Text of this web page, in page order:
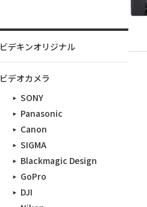
ビデキンオリジナル
ビデオカメラ
SONY
Panasonic
Canon
SIGMA
Blackmagic Design
GoPro
DJI